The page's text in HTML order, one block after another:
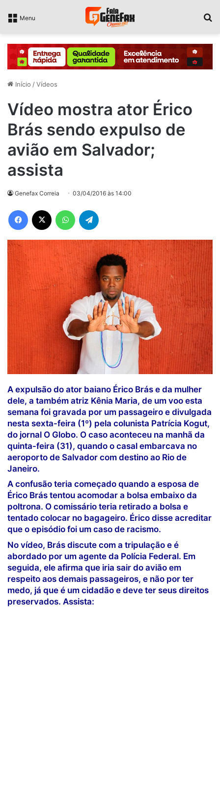
Menu
Início /Vídeos
Vídeo mostra ator Érico
Brás sendo expulso de
avião em Salvador;
assista
Genefax Correia 03/04/2016 às 14:00
Facebook WhatsApp
A expulsão do ator baiano Érico Brás e da mulher
dele, a também atriz Kênia Maria, de um voo esta
semana foi gravada por um passageiro e divulgada
nesta sexta-feira (1º) pela colunista Patrícia Kogut,
do jornal O Globo. O caso aconteceu na manhã da
quinta-feira (31), quando o casal embarcava no
aeroporto de Salvador com destino ao Rio de
Janeiro.
A confusão teria começado quando a esposa de
Érico Brás tentou acomodar a bolsa embaixo da
poltrona. O comissário teria retirado a bolsa e
tentado colocar no bagageiro. Érico disse acreditar
que o episódio foi um caso de racismo.
No vídeo, Brás discute com a tripulação e é
abordado por um agente da Polícia Federal. Em
seguida, ele afirma que iria sair do avião em
respeito aos demais passageiros, e não por ter
medo, já que é um cidadão e deve ter seus direitos
preservados. Assista: